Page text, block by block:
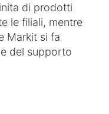
di prodotti
le filiali, mentre
Markit si fa
del supporto